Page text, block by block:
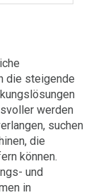
die steigende
werden
suchen
die
können.
und
in